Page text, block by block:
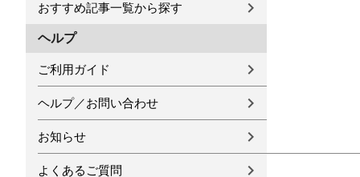
おすすめ記事一覧から探す
ヘルプ
ご利用ガイド
ヘルプ／お問い合わせ
お知らせ
よくあるご質問